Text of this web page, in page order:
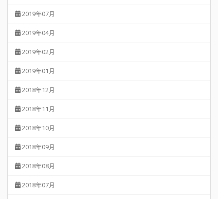
2019年07月
2019年04月
2019年02月
2019年01月
2018年12月
2018年11月
2018年10月
2018年09月
2018年08月
2018年07月